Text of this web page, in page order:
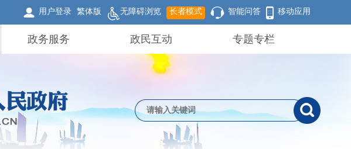
用户登录 繁体版 无障碍浏览 长者模式 智能问答 移动应用
政务服务 政民互动 专题专栏